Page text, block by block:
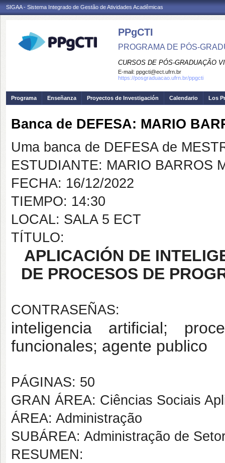
SIGAA - Sistema Integrado de Gestão de Atividades Acadêmicas
PPgCTI
PROGRAMA DE PÓS-
CURSOS DE PÓS-GRADUAÇÃO
E-mail: ppgcti@ect.ufrn.br
https://posgraduacao.ufrn.br/ppgcti
Programa Enseñanza Proyectos de Investigación Calendario Los
Banca de DEFESA: MARIO
Uma banca de DEFESA de
ESTUDIANTE: MARIO BARROS
FECHA: 16/12/2022
TIEMPO: 14:30
LOCAL: SALA 5 ECT
TÍTULO:
APLICACIÓN DE
DE PROCESOS DE
CONTRASEÑAS:
inteligencia artificial;
funcionales; agente publico
PÁGINAS: 50
GRAN ÁREA: Ciências Sociais
ÁREA: Administração
SUBÁREA: Administração de
RESUMEN: